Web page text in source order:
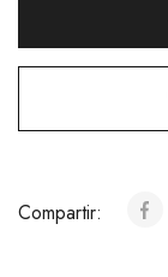
Compartir: